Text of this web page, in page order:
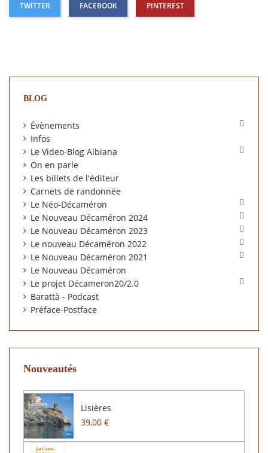
TWITTER FACEBOOK PINTEREST
BLOG
Évènements 
Infos
Le Video-Blog Albiana

On en parle
Les billets de l'éditeur
Carnets de randonnée
Le Néo-Décaméron

Le Nouveau Décaméron 2024 
Le Nouveau Décaméron 2023 
Le nouveau Décaméron 2022 
Le Nouveau Décaméron 2021 
Le Nouveau Décaméron
Le projet Décameron20/2.0

Barattà - Podcast
Préface-Postface
Nouveautés
Lisières
39,00 €